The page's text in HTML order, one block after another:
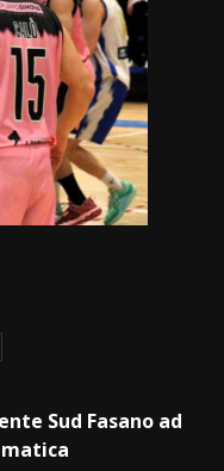
Sud Fasano ad